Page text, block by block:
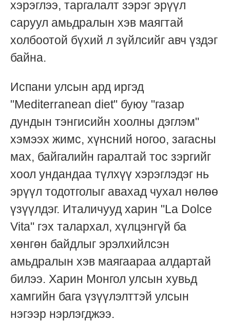
хэрэглээ, таргалалт зэрэг эрүүл
саруул амьдралын хэв маягтай
холбоотой бүхий л зүйлсийг авч үздэг
байна.
Испани улсын ард иргэд
"Mediterranean diet" буюу "газар
дундын тэнгисийн хоолны дэглэм"
хэмээх жимс, хүнсний ногоо, загасны
мах, байгалийн гаралтай тос зэргийг
хоол ундандаа түлхүү хэрэглэдэг нь
эрүүл тодотголыг авахад чухал нөлөө
үзүүлдэг. Италичууд харин "La Dolce
Vita" гэх талархал, хүлцэнгүй ба
хөнгөн байдлыг эрэлхийлсэн
амьдралын хэв маягаараа алдартай
билээ. Харин Монгол улсын хувьд
хамгийн бага үзүүлэлттэй улсын
нэгээр нэрлэгджээ.